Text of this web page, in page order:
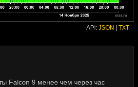
API: JSON TXT
Falcon 9 менее чем через час